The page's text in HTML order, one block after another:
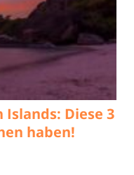
Islands: Diese 3
haben!